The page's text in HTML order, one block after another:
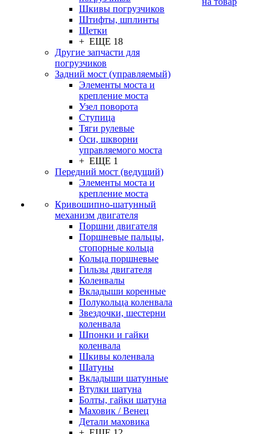
Шкивы погрузчиков
Штифты, шплинты
Щетки
+ ЕЩЕ 18
Другие запчасти для
погрузчиков
Задний мост (управляемый)
Элементы моста и
крепление моста
Узел поворота
Ступица
Тяги рулевые
Оси, шкворни
управляемого моста
+ ЕЩЕ 1
Передний мост (ведущий)
Элементы моста и
крепление моста
Кривошипно-шатунный
механизм двигателя
Поршни двигателя
Поршневые пальцы,
стопорные кольца
Кольца поршневые
Гильзы двигателя
Коленвалы
Вкладыши коренные
Полукольца коленвала
Звездочки, шестерни
коленвала
Шпонки и гайки
коленвала
Шкивы коленвала
Шатуны
Вкладыши шатунные
Втулки шатуна
Болты, гайки шатуна
Маховик / Венец
Детали маховика